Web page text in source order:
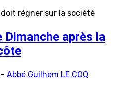
régner sur la société
Dimanche après la
Abbé Guilhem LE COQ